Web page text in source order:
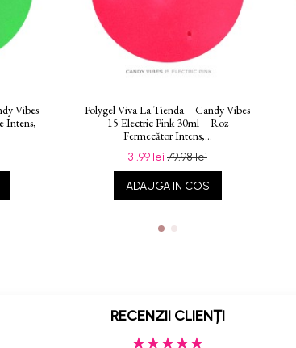
Vibes
Intens,
Polygel Viva La Tienda – Candy Vibes
15 Electric Pink 30ml – Roz
Fermecător Intens,...
31,99 lei 79,98 lei
ADAUGA IN COS
RECENZII CLIENȚI